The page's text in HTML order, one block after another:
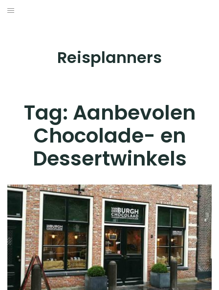
Skip
Reisplanners
Tag: Aanbevolen
Chocolade- en
Dessertwinkels